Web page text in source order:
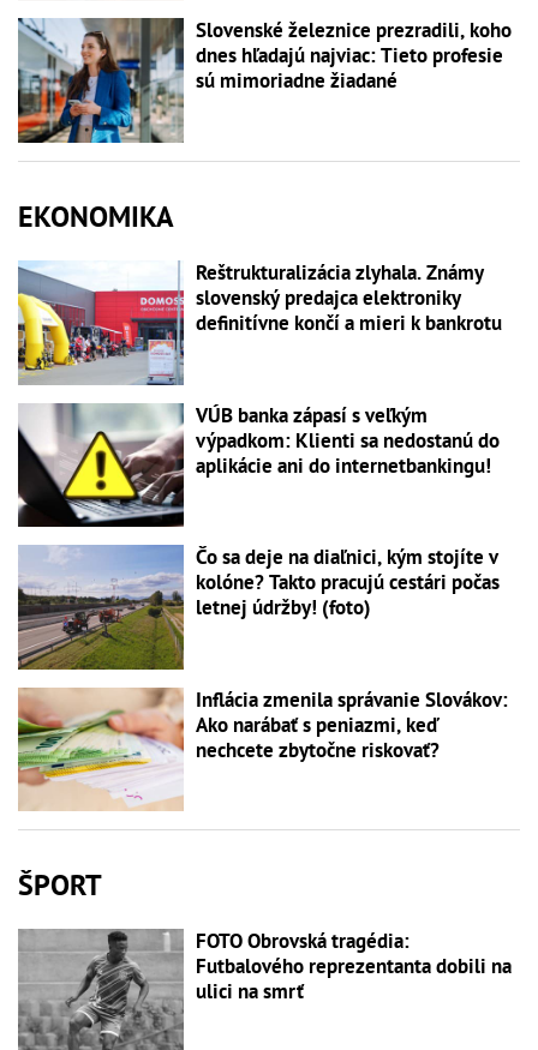
Slovenské železnice prezradili, koho
dnes hľadajú najviac: Tieto profesie
sú mimoriadne žiadané
EKONOMIKA
Reštrukturalizácia zlyhala. Známy
slovenský predajca elektroniky
definitívne končí a mieri k bankrotu
VÚB banka zápasí s veľkým
výpadkom: Klienti sa nedostanú do
aplikácie ani do internetbankingu!
Čo sa deje na diaľnici, kým stojíte v
kolóne? Takto pracujú cestári počas
letnej údržby! (foto)
Inflácia zmenila správanie Slovákov:
Ako narábať s peniazmi, keď
nechcete zbytočne riskovať?
ŠPORT
FOTO Obrovská tragédia:
Futbalového reprezentanta dobili na
ulici na smrť